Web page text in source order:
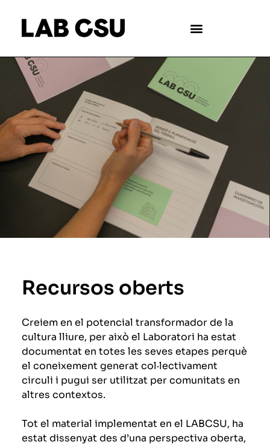
Recursos oberts
Creiem en el potencial transformador de la
cultura lliure, per això el Laboratori ha estat
documentat en totes les seves etapes perquè
el coneixement generat col·lectivament
circuli i pugui ser utilitzat per comunitats en
altres contextos.
Tot el material implementat en el LABCSU, ha
estat dissenyat des d’una perspectiva oberta,